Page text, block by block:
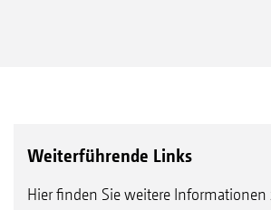
Weiterführende Links
Hier finden Sie weitere Informationen